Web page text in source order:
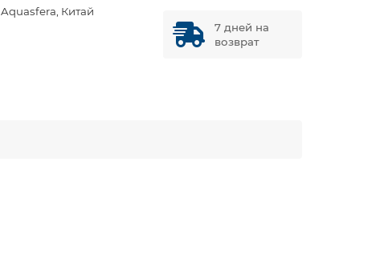
Aquasfera, Китай
7 дней на
возврат